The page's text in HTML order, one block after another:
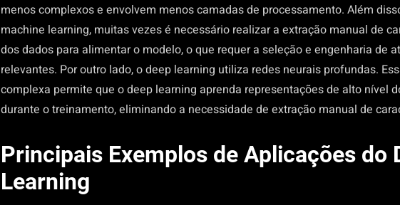
menos complexos e envolvem menos camadas de processamento. Além
machine learning, muitas vezes é necessário realizar a extração manual de
dos dados para alimentar o modelo, o que requer a seleção e engenharia de
relevantes. Por outro lado, o deep learning utiliza redes neurais profundas.
complexa permite que o deep learning aprenda representações de alto nível
durante o treinamento, eliminando a necessidade de extração manual de
Principais Exemplos de Aplicações do
Learning